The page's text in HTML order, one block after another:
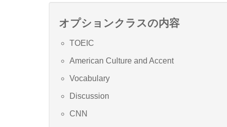
オプションクラスの内容
TOEIC
American Culture and Accent
Vocabulary
Discussion
CNN